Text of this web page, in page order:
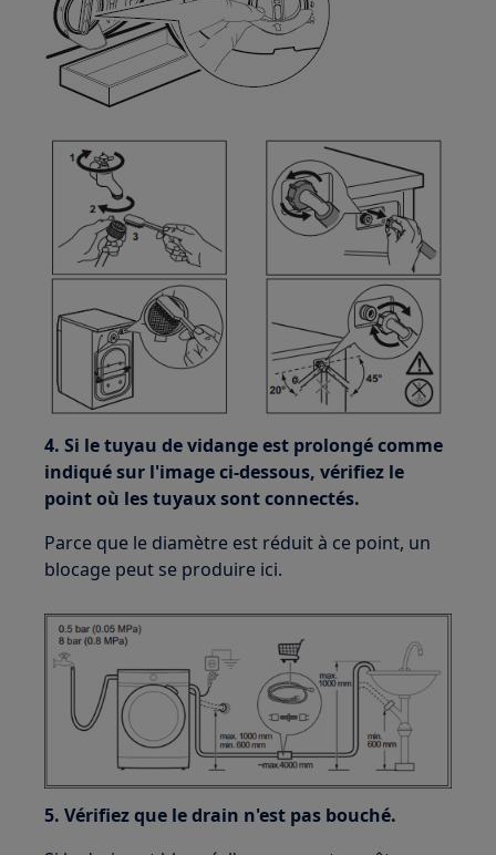
4. Si le tuyau de vidange est prolongé comme
indiqué sur l'image ci-dessous, vérifiez le
point où les tuyaux sont connectés.
Parce que le diamètre est réduit à ce point, un
blocage peut se produire ici.
5. Vérifiez que le drain n'est pas bouché.